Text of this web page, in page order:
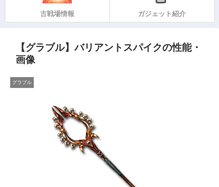
古戦場情報 ガジェット紹介
【グラブル】バリアントスパイクの性能・
画像
グラブル